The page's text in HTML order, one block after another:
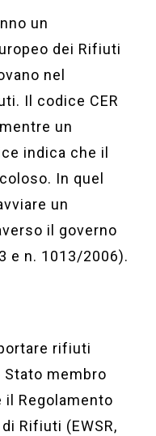
un
dei Rifiuti
nel
Il codice CER
un
indica che il
In quel
un
il governo
e n. 1013/2006).
rifiuti
membro
il Regolamento
Rifiuti (EWSR,